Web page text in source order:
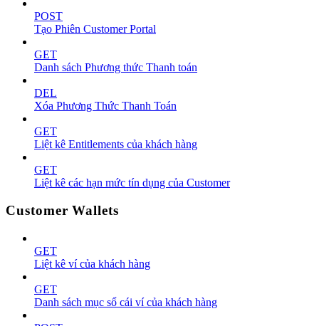
POST
Tạo Phiên Customer Portal
GET
Danh sách Phương thức Thanh toán
DEL
Xóa Phương Thức Thanh Toán
GET
Liệt kê Entitlements của khách hàng
GET
Liệt kê các hạn mức tín dụng của Customer
Customer Wallets
GET
Liệt kê ví của khách hàng
GET
Danh sách mục sổ cái ví của khách hàng